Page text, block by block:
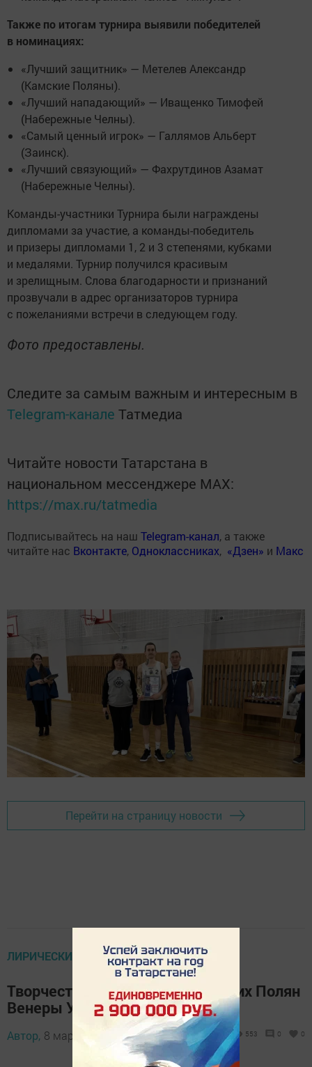
Также по итогам турнира выявили победителей
в номинациях:
«Лучший защитник» — Метелев Александр
(Камские Поляны).
«Лучший нападающий» — Иващенко Тимофей
(Набережные Челны).
«Самый ценный игрок» — Галлямов Альберт
(Заинск).
«Лучший связующий» — Фахрутдинов Азамат
(Набережные Челны).
Команды-участники Турнира были награждены
дипломами за участие, а команды-победитель
и призеры дипломами 1, 2 и 3 степенями, кубками
и медалями. Турнир получился красивым
и зрелищным. Слова благодарности и признаний
прозвучали в адрес организаторов турнира
с пожеланиями встречи в следующем году.
Фото предоставлены.
Следите за самым важным и интересным в
Telegram-канале Татмедиа
Читайте новости Татарстана в
национальном мессенджере MАХ:
https://max.ru/tatmedia
Подписывайтесь на наш Telegram-канал, а также
читайте нас Вконтакте, Одноклассниках, «Дзен» и Макс
Перейти на страницу новости
ЛИРИЧЕСКИМ ПЕРОМ
Творчество жительницы Камских Полян
Венеры Умяровой
Автор, 8 марта 2026 - 07:32 553 0 0